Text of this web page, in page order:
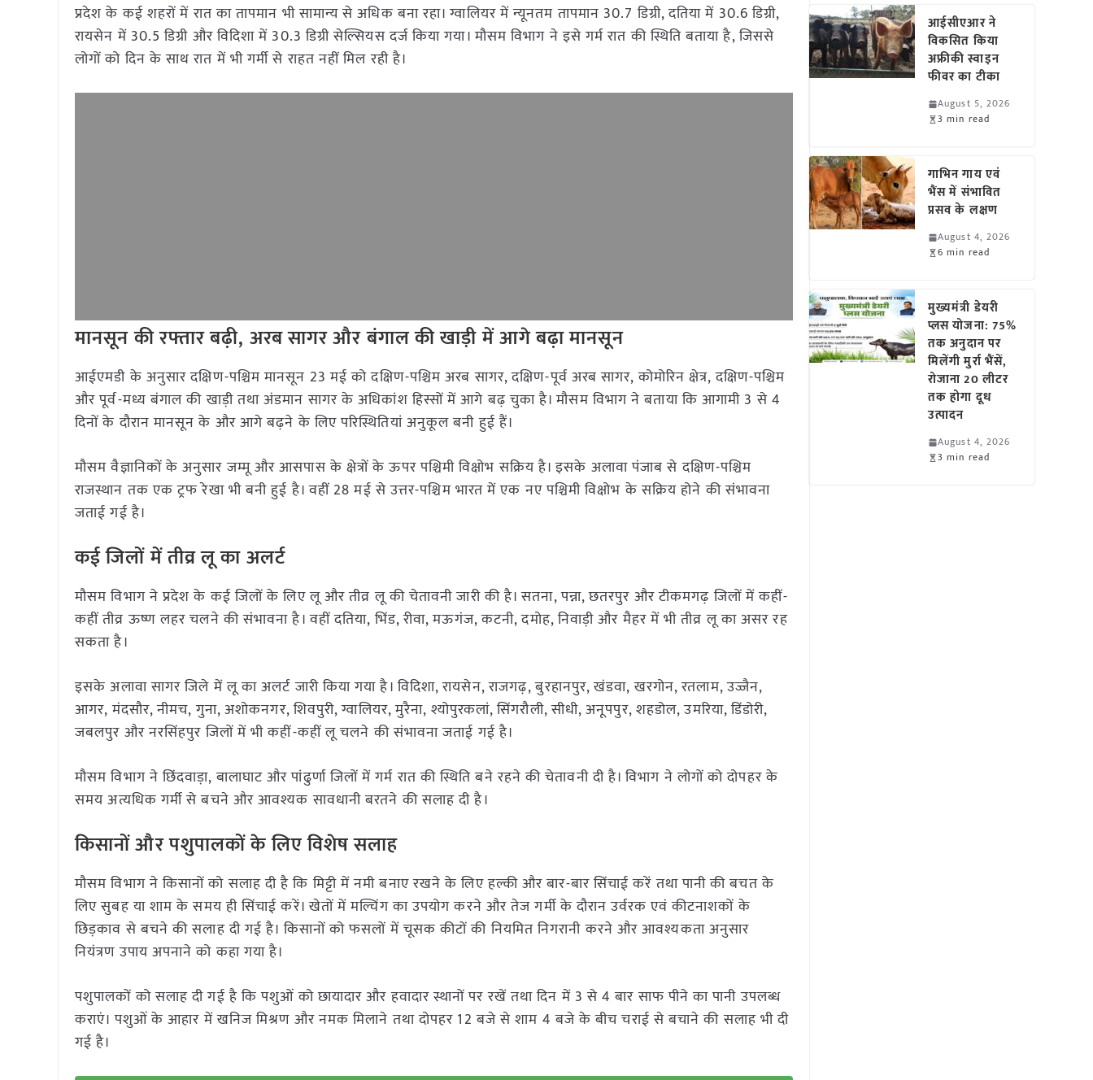
प्रदेश के कई शहरों में रात का तापमान भी सामान्य से अधिक बना रहा। ग्वालियर में न्यूनतम तापमान 30.7 डिग्री, दतिया में 30.6 डिग्री,
रायसेन में 30.5 डिग्री और विदिशा में 30.3 डिग्री सेल्सियस दर्ज किया गया। मौसम विभाग ने इसे गर्म रात की स्थिति बताया है, जिससे
लोगों को दिन के साथ रात में भी गर्मी से राहत नहीं मिल रही है।
मानसून की रफ्तार बढ़ी, अरब सागर और बंगाल की खाड़ी में आगे बढ़ा मानसून
आईएमडी के अनुसार दक्षिण-पश्चिम मानसून 23 मई को दक्षिण-पश्चिम अरब सागर, दक्षिण-पूर्व अरब सागर, कोमोरिन क्षेत्र, दक्षिण-पश्चिम
और पूर्व-मध्य बंगाल की खाड़ी तथा अंडमान सागर के अधिकांश हिस्सों में आगे बढ़ चुका है। मौसम विभाग ने बताया कि आगामी 3 से 4
दिनों के दौरान मानसून के और आगे बढ़ने के लिए परिस्थितियां अनुकूल बनी हुई हैं।
मौसम वैज्ञानिकों के अनुसार जम्मू और आसपास के क्षेत्रों के ऊपर पश्चिमी विक्षोभ सक्रिय है। इसके अलावा पंजाब से दक्षिण-पश्चिम
राजस्थान तक एक ट्रफ रेखा भी बनी हुई है। वहीं 28 मई से उत्तर-पश्चिम भारत में एक नए पश्चिमी विक्षोभ के सक्रिय होने की संभावना
जताई गई है।
कई जिलों में तीव्र लू का अलर्ट
मौसम विभाग ने प्रदेश के कई जिलों के लिए लू और तीव्र लू की चेतावनी जारी की है। सतना, पन्ना, छतरपुर और टीकमगढ़ जिलों में कहीं-
कहीं तीव्र ऊष्ण लहर चलने की संभावना है। वहीं दतिया, भिंड, रीवा, मऊगंज, कटनी, दमोह, निवाड़ी और मैहर में भी तीव्र लू का असर रह
सकता है।
इसके अलावा सागर जिले में लू का अलर्ट जारी किया गया है। विदिशा, रायसेन, राजगढ़, बुरहानपुर, खंडवा, खरगोन, रतलाम, उज्जैन,
आगर, मंदसौर, नीमच, गुना, अशोकनगर, शिवपुरी, ग्वालियर, मुरैना, श्योपुरकलां, सिंगरौली, सीधी, अनूपपुर, शहडोल, उमरिया, डिंडोरी,
जबलपुर और नरसिंहपुर जिलों में भी कहीं-कहीं लू चलने की संभावना जताई गई है।
मौसम विभाग ने छिंदवाड़ा, बालाघाट और पांढुर्णा जिलों में गर्म रात की स्थिति बने रहने की चेतावनी दी है। विभाग ने लोगों को दोपहर के
समय अत्यधिक गर्मी से बचने और आवश्यक सावधानी बरतने की सलाह दी है।
किसानों और पशुपालकों के लिए विशेष सलाह
मौसम विभाग ने किसानों को सलाह दी है कि मिट्टी में नमी बनाए रखने के लिए हल्की और बार-बार सिंचाई करें तथा पानी की बचत के
लिए सुबह या शाम के समय ही सिंचाई करें। खेतों में मल्चिंग का उपयोग करने और तेज गर्मी के दौरान उर्वरक एवं कीटनाशकों के
छिड़काव से बचने की सलाह दी गई है। किसानों को फसलों में चूसक कीटों की नियमित निगरानी करने और आवश्यकता अनुसार
नियंत्रण उपाय अपनाने को कहा गया है।
पशुपालकों को सलाह दी गई है कि पशुओं को छायादार और हवादार स्थानों पर रखें तथा दिन में 3 से 4 बार साफ पीने का पानी उपलब्ध
कराएं। पशुओं के आहार में खनिज मिश्रण और नमक मिलाने तथा दोपहर 12 बजे से शाम 4 बजे के बीच चराई से बचाने की सलाह भी दी
गई है।
आईसीएआर ने
विकसित किया
अफ्रीकी स्वाइन
फीवर का टीका
August 5, 2026
3 min read
गाभिन गाय एवं
भैंस में संभावित
प्रसव के लक्षण
August 4, 2026
6 min read
मुख्यमंत्री डेयरी
प्लस योजना: 75%
तक अनुदान पर
मिलेंगी मुर्रा भैंसें,
रोजाना 20 लीटर
तक होगा दूध
उत्पादन
August 4, 2026
3 min read